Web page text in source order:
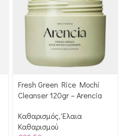
Αγόρασε & κέρδισε 225
Glow Points!
Fresh Green Rice Mochi
Cleanser 120gr – Arencia
Καθαρισμός, Έλαια
Καθαρισμού